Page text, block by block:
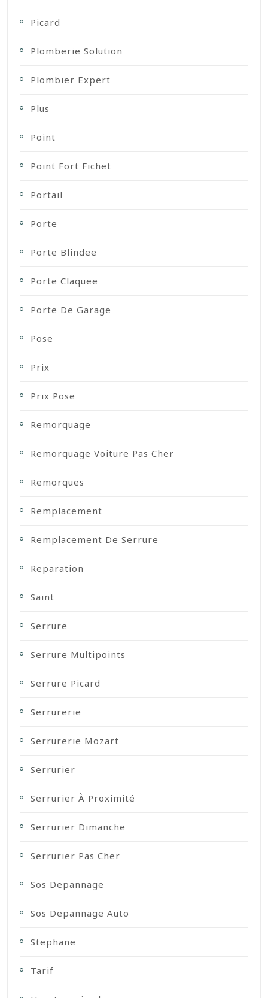
Picard
Plomberie Solution
Plombier Expert
Plus
Point
Point Fort Fichet
Portail
Porte
Porte Blindee
Porte Claquee
Porte De Garage
Pose
Prix
Prix Pose
Remorquage
Remorquage Voiture Pas Cher
Remorques
Remplacement
Remplacement De Serrure
Reparation
Saint
Serrure
Serrure Multipoints
Serrure Picard
Serrurerie
Serrurerie Mozart
Serrurier
Serrurier À Proximité
Serrurier Dimanche
Serrurier Pas Cher
Sos Depannage
Sos Depannage Auto
Stephane
Tarif